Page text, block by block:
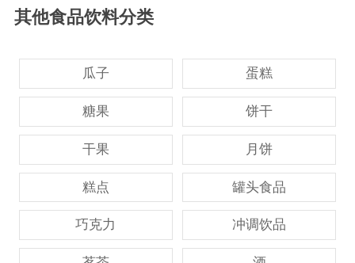
其他食品饮料分类
瓜子 蛋糕
糖果 饼干
干果 月饼
糕点 罐头食品
巧克力 冲调饮品